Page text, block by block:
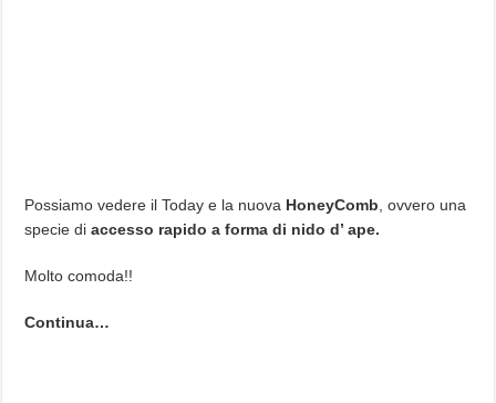
Possiamo vedere il Today e la nuova HoneyComb , ovvero una
specie diaccesso rapido a forma di nido d’ ape.
Molto comoda!!
Continua…